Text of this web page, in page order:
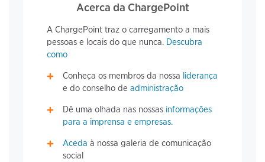
Acerca da ChargePoint
A ChargePoint traz o carregamento a mais
pessoas e locais do que nunca. Descubra
como
Conheça os membros da nossa liderança
e do conselho deadministração
Dê uma olhada nas nossas informações
para a imprensa e empresas.
Aceda à nossa galeria de comunicação
social